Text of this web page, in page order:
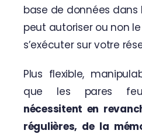
base de données dans
peut autoriser ou non
s’exécuter sur votre
Plus flexible,
que les pares
nécessitent en
régulières, de la